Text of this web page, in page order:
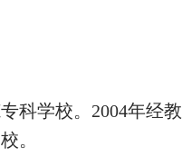
科学校。2004年经教
。